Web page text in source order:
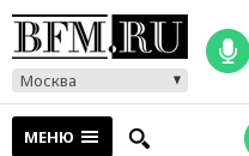
Москва
МЕНЮ